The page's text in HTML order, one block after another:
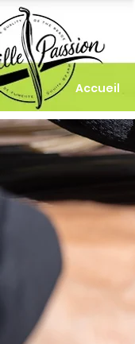
Accueil